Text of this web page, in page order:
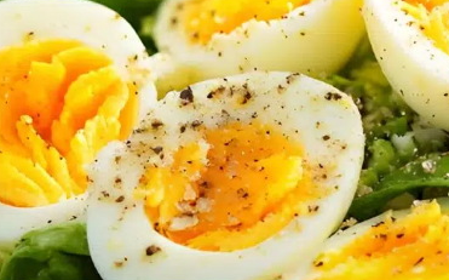
Florette pour les professionnels Les
Les
cuisiner
Les
Les fruits